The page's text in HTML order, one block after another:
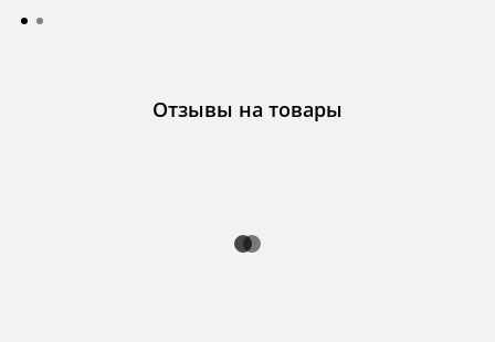
Отзывы на товары